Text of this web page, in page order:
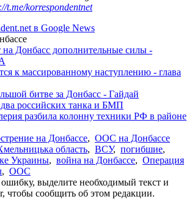
t.me/korrespondentnet
в Google News
Донбасс дополнительные силы -
к массированному наступлению - глава
битве за Донбасс - Гайдай
российских танка и БМП
разбила колонну техники РФ в районе
на Донбассе, ООС на Донбассе
область, ВСУ, погибшие,
Украины, война на Донбассе, Операция
, ООС
выделите необходимый текст и
чтобы сообщить об этом редакции.